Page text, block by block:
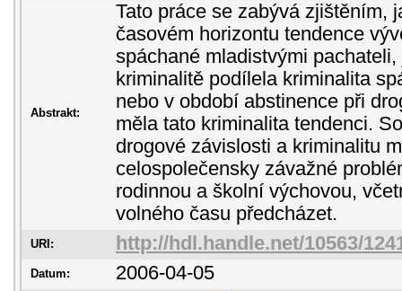
Abstrakt:
Tato práce se zabývá zjištěním,
časovém horizontu tendence
spáchané mladistvými
kriminalitě podílela kriminalita
nebo v období abstinence při
měla tato kriminalita tendenci.
drogové závislosti a kriminalitu
celospolečensky závažné
rodinnou a školní výchovou,
volného času předcházet.
URI: http://hdl.handle.net/10563/
Datum: 2006-04-05